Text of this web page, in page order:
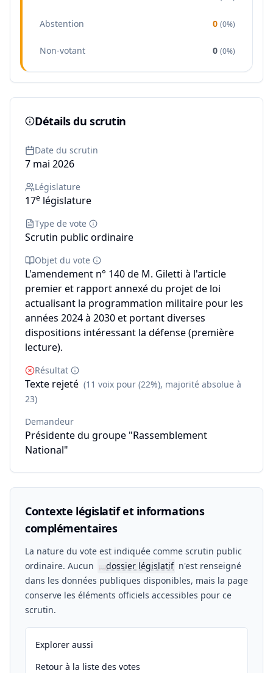
Abstention 0 (0%)
Non-votant 0 (0%)
Détails du scrutin
Date du scrutin
7 mai 2026
Législature
17e législature
Type de vote
Scrutin public ordinaire
Objet du vote
L'amendement n° 140 de M. Giletti à l'article
premier et rapport annexé du projet de loi
actualisant la programmation militaire pour les
années 2024 à 2030 et portant diverses
dispositions intéressant la défense (première
lecture).
Résultat
Texte rejeté (11 voix pour (22%), majorité absolue à
23)
Demandeur
Présidente du groupe "Rassemblement
National"
Contexte législatif et informations
complémentaires
La nature du vote est indiquée comme scrutin public
ordinaire. Aucun
📖dossier législatif n'est renseigné
dans les données publiques disponibles, mais la page
conserve les éléments officiels accessibles pour ce
scrutin.
Explorer aussi
Retour à la liste des votes